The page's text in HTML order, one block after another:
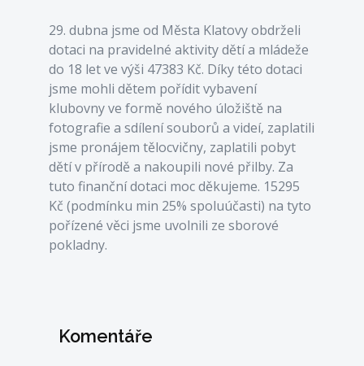
29. dubna jsme od Města Klatovy obdrželi
dotaci na pravidelné aktivity dětí a mládeže
do 18 let ve výši 47383 Kč. Díky této dotaci
jsme mohli dětem pořídit vybavení
klubovny ve formě nového úložiště na
fotografie a sdílení souborů a videí, zaplatili
jsme pronájem tělocvičny, zaplatili pobyt
dětí v přírodě a nakoupili nové přilby. Za
tuto finanční dotaci moc děkujeme. 15295
Kč (podmínku min 25% spoluúčasti) na tyto
pořízené věci jsme uvolnili ze sborové
pokladny.
Komentáře